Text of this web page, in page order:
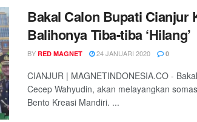
Bakal Calon Bupati Cianjur
Balihonya Tiba-tiba ‘Hilang’
BY RED MAGNET 24 JANUARI 2020 0
CIANJUR | MAGNETINDONESIA.CO -
Cecep Wahyudin, akan melayangkan
Bento Kreasi Mandiri. ...